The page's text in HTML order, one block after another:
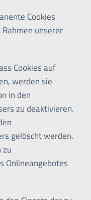
Cookies
unserer
Cookies auf
werden sie
in den
zu deaktivieren.
gelöscht werden.
zu
Onlineangebotes